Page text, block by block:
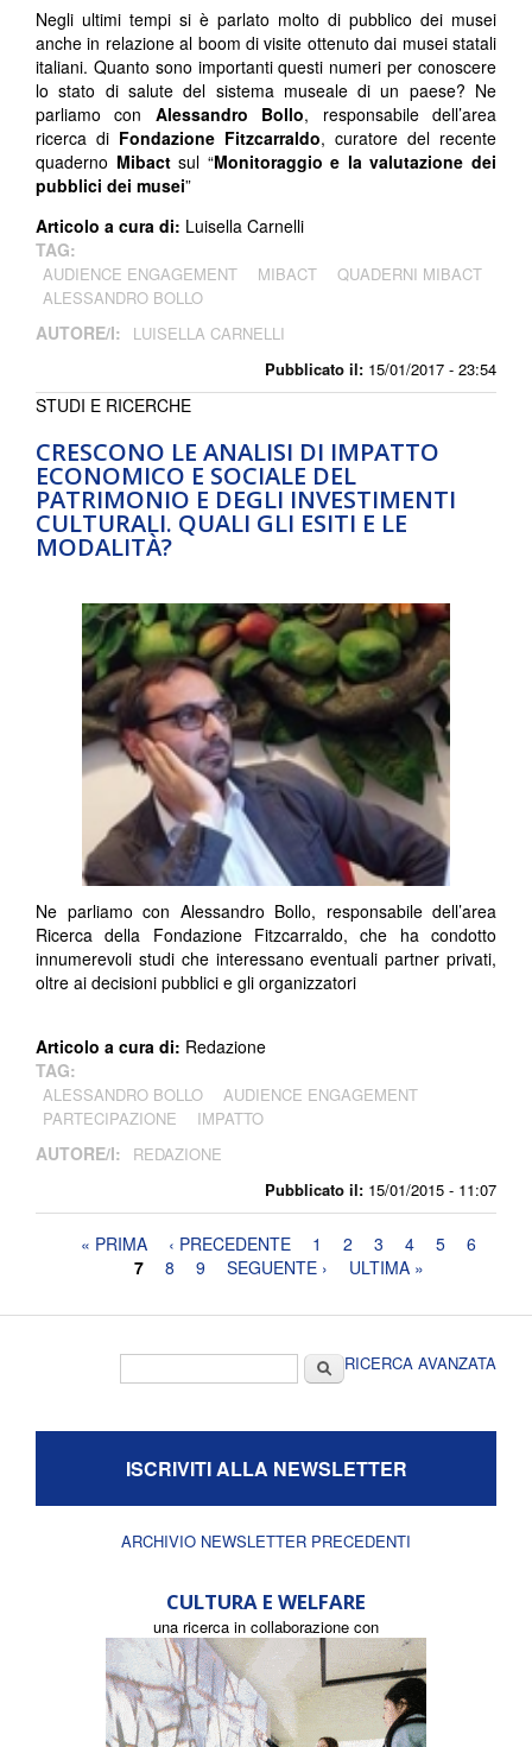
Pubblicato il: 15/01/2017 - 23:54
Negli ultimi tempi si è parlato molto di pubblico dei musei
anche in relazione al boom di visite ottenuto dai musei statali
italiani. Quanto sono importanti questi numeri per conoscere
lo stato di salute del sistema museale di un paese? Ne
parliamo con Alessandro Bollo, responsabile dell’area
ricerca di Fondazione Fitzcarraldo, curatore del recente
quaderno Mibactsul “Monitoraggio e la valutazione dei
pubblici dei musei”
Articolo a cura di: Luisella Carnelli
TAG:
AUDIENCE ENGAGEMENT MIBACT
QUADERNI MIBACT
ALESSANDRO BOLLO
AUTORE/I: LUISELLA CARNELLI
CRESCONO LE ANALISI DI IMPATTO
ECONOMICO E SOCIALE DEL
PATRIMONIO E DEGLI INVESTIMENTI
CULTURALI. QUALI GLI ESITI E LE
MODALITÀ?
Pubblicato il: 15/01/2015 - 11:07
STUDI E RICERCHE
Ne parliamo con Alessandro Bollo, responsabile dell’area
Ricerca della Fondazione Fitzcarraldo, che ha condotto
innumerevoli studi che interessano eventuali partner privati,
oltre ai decisioni pubblici e gli organizzatori
Articolo a cura di: Redazione
TAG:
ALESSANDRO BOLLO
AUDIENCE ENGAGEMENT
PARTECIPAZIONE
IMPATTO
AUTORE/I: REDAZIONE
Pagine« PRIMA ‹ PRECEDENTE 1 2 3 4 5
6
7
8 9 SEGUENTE › ULTIMA »
CercaRICERCA AVANZATA
ISCRIVITI ALLA NEWSLETTER
ARCHIVIO NEWSLETTER PRECEDENTI
CULTURA E WELFARE
una ricerca in collaborazione con